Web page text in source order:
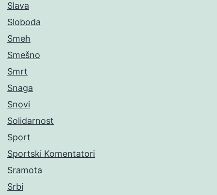
Slava
Sloboda
Smeh
Smešno
Smrt
Snaga
Snovi
Solidarnost
Sport
Sportski Komentatori
Sramota
Srbi